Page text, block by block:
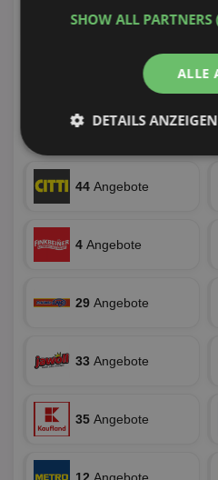
22 Angebote
44 Angebote
44 Angebote
4 Angebote
29 Angebote
33 Angebote
35 Angebote
SHOW ALL PARTNERS
ALLE
DETAILS ANZEIGEN
Unbedingt
Targeting